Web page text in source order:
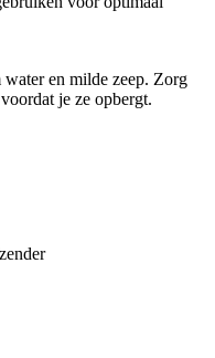
en milde zeep. Zorg
je ze opbergt.